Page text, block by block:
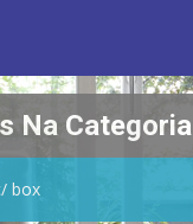
Na Categoria
box